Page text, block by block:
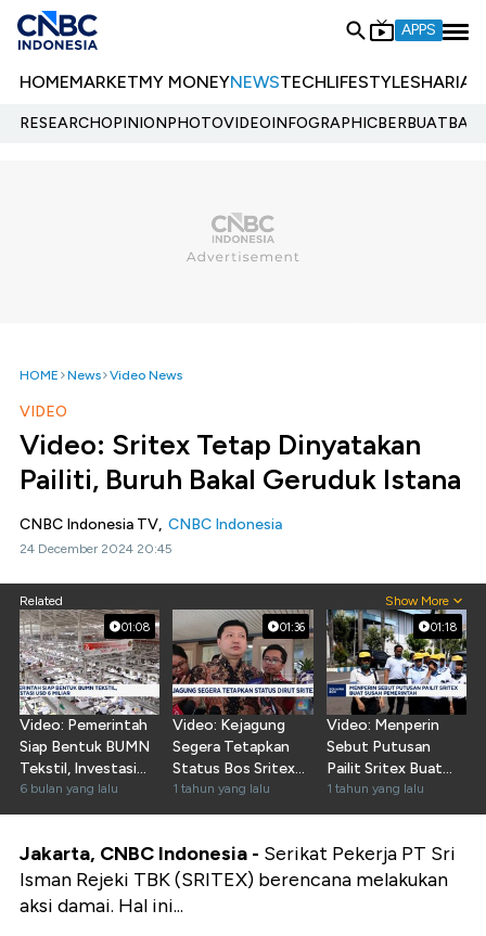
APPS
HOMEMARKETMY MONEYNEWSTECHLIFESTYLESHARIA
RESEARCHOPINIONPHOTOVIDEOINFOGRAPHIC
HOME News Video News
VIDEO
Video: Sritex Tetap Dinyatakan
Pailiti, Buruh Bakal Geruduk Istana
CNBC Indonesia TV, CNBC Indonesia
24 December 2024 20:45
Related Show More
01:08
Video: Pemerintah
Siap Bentuk BUMN
Tekstil, Investasi
USD 6 Miliar
6 bulan yang lalu
01:36
Video: Kejagung
Segera Tetapkan
Status Bos Sritex
Iwan S Lukminto
1 tahun yang lalu
01:18
Video: Menperin
Sebut Putusan
Pailit Sritex Buat
Susah Pemerintah
1 tahun yang lalu
Jakarta, CNBC Indonesia - Serikat Pekerja PT Sri
Isman Rejeki TBK (SRITEX) berencana melakukan
aksi damai. Hal ini...